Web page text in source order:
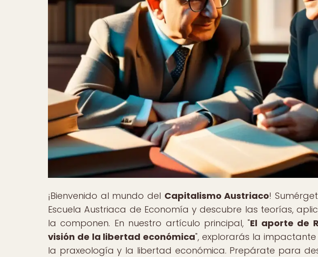
¡Bienvenido al mundo del Capitalismo Austriaco!
Escuela Austriaca de Economía y descubre las teorías,
la componen. En nuestro artículo principal, "El aporte de
visión de la libertad económica", explorarás la
la praxeología y la libertad económica. Prepárate para